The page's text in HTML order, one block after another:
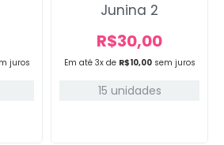
juros Em até 3x de R$10,00 sem juros
Junina 2
R$30,00
15 unidades